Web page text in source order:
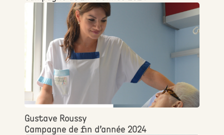
Gustave Roussy
Campagne de fin d’année 2024